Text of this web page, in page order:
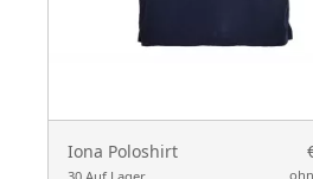
Iona Poloshirt